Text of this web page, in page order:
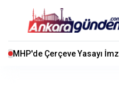
MHP'de Çerçeve Yasayı